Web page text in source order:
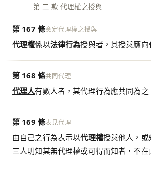
第 二 款 代理權之授與
第 167 條意定代理權之授與
代理權係以法律行為授與者，其授與應向
第 168 條共同代理
代理人有數人者，其代理行為應共同為
第 169 條表見代理
由自己之行為表示以代理權授與他人，或
三人明知其無代理權或可得而知者，不在